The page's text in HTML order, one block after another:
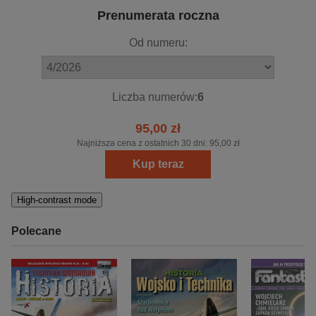
Prenumerata roczna
Od numeru:
Liczba numerów:6
95,00 zł
Najniższa cena z ostatnich 30 dni: 95,00 zł
Kup teraz
High-contrast mode
Polecane